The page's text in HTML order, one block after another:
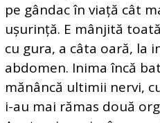
pe gândac în viață cât
ușurință. E mânjită
cu gura, a câta oară, la
abdomen. Inima încă
mănâncă ultimii nervi,
i-au mai rămas două